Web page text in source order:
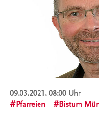
09.03.2021, 08:00 Uhr
Pfarreien
Bistum